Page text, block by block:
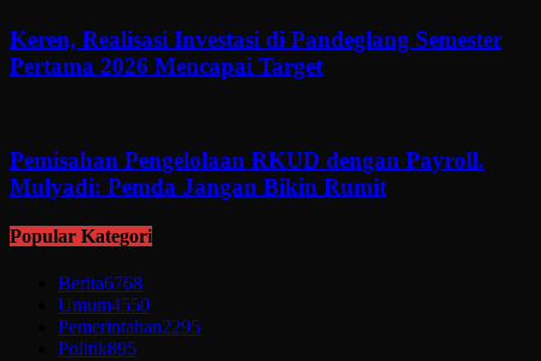
Keren, Realisasi Investasi di Pandeglang Semester
Pertama 2026 Mencapai Target
Pemisahan Pengelolaan RKUD dengan Payroll.
Mulyadi: Pemda Jangan Bikin Rumit
Popular Kategori
Berita6768
Umum4550
Pemerintahan2295
Politik895